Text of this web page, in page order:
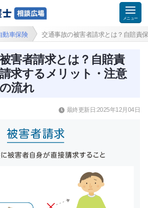
動車保険 交通事故の被害者請求とは？自賠責
害者請求とは？自賠責
求するメリット・注意
流れ
最終更新日:2025年12月04日